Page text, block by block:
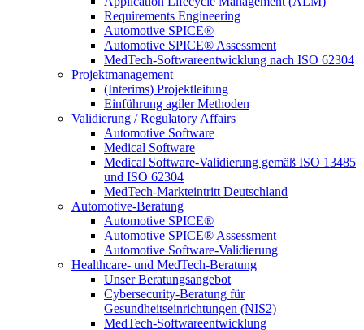
Requirements Engineering
Automotive SPICE®
Automotive SPICE® Assessment
MedTech-Softwareentwicklung nach ISO 62304
Projektmanagement
(Interims) Projektleitung
Einführung agiler Methoden
Validierung / Regulatory Affairs
Automotive Software
Medical Software
Medical Software-Validierung gemäß ISO 13485
und ISO 62304
MedTech-Markteintritt Deutschland
Automotive-Beratung
Automotive SPICE®
Automotive SPICE® Assessment
Automotive Software-Validierung
Healthcare- und MedTech-Beratung
Unser Beratungsangebot
Cybersecurity-Beratung für
Gesundheitseinrichtungen (NIS2)
MedTech-Softwareentwicklung